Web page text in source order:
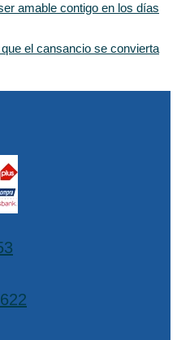
amable contigo en los días
el cansancio se convierta